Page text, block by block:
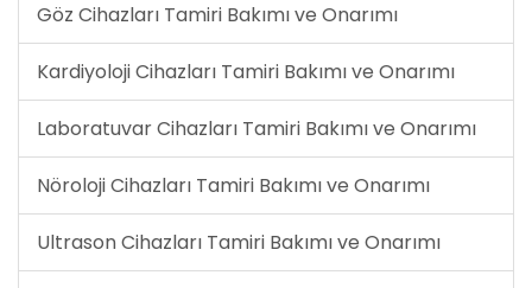
Göz Cihazları Tamiri Bakımı ve Onarımı
Kardiyoloji Cihazları Tamiri Bakımı ve Onarımı
Laboratuvar Cihazları Tamiri Bakımı ve Onarımı
Nöroloji Cihazları Tamiri Bakımı ve Onarımı
Ultrason Cihazları Tamiri Bakımı ve Onarımı